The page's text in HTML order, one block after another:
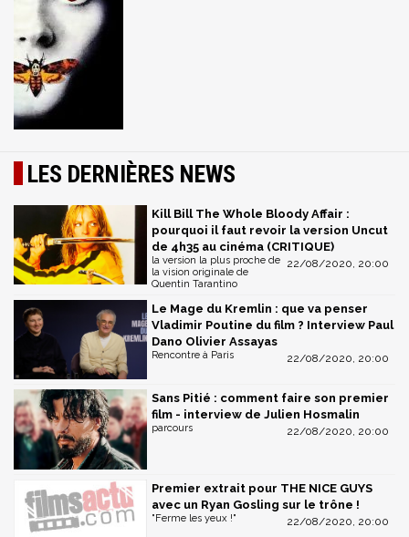
LES DERNIÈRES NEWS
Kill Bill The Whole Bloody Affair :
pourquoi il faut revoir la version Uncut
de 4h35 au cinéma (CRITIQUE)
22/08/2020, 20:00
la version la plus proche de
la vision originale de
Quentin Tarantino
Le Mage du Kremlin : que va penser
Vladimir Poutine du film ? Interview Paul
Dano Olivier Assayas
22/08/2020, 20:00
Rencontre à Paris
Sans Pitié : comment faire son premier
film - interview de Julien Hosmalin
22/08/2020, 20:00
parcours
Premier extrait pour THE NICE GUYS
avec un Ryan Gosling sur le trône !
22/08/2020, 20:00
"Ferme les yeux !"